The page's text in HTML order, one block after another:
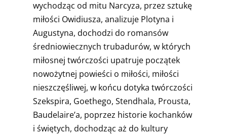
wychodząc od mitu Narcyza, przez sztukę
miłości Owidiusza, analizuje Plotyna i
Augustyna, dochodzi do romansów
średniowiecznych trubadurów, w których
miłosnej twórczości upatruje początek
nowożytnej powieści o miłości, miłości
nieszczęśliwej, w końcu dotyka twórczości
Szekspira, Goethego, Stendhala, Prousta,
Baudelaire’a, poprzez historie kochanków
i świętych, dochodząc aż do kultury